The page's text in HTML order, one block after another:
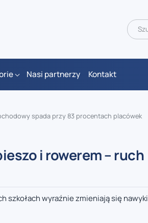
Nasi partnerzy Kontakt
spada przy 83 procentach placówek
i rowerem – ruch
szkołach wyraźnie zmieniają się nawyki